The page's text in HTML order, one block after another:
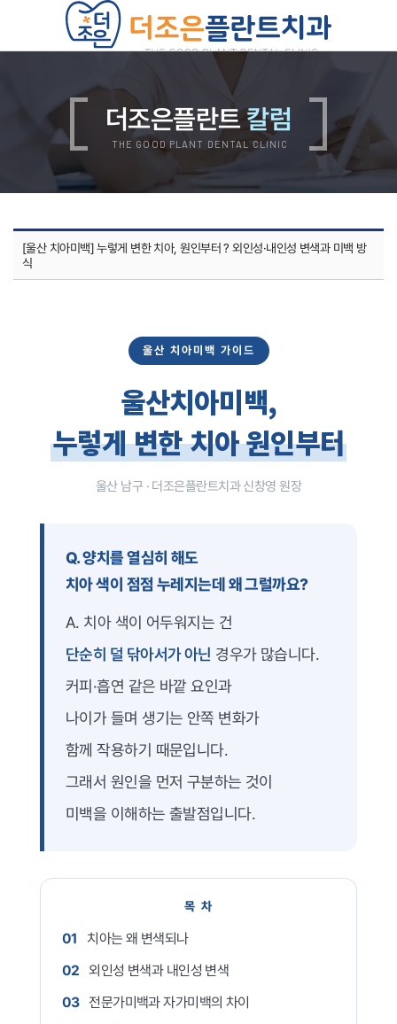
치과소개
진료비안내
둘러보기
오시는길
더조은플란트의 특별함
양심 진료
디지털 진료
자연치아 보존 원칙
철저한 사후관리
위생적인 멸균, 소독
쾌적한 진료환경
무치악 임플란트
보험 임플란트
치아교정
치아교정 QnA
돌출입 교정
덧니 교정
과개교합 교정
주걱턱 교정
장치별 교정치료
일반진료
충치치료
잇몸치료
사랑니발치
스케일링
턱관절
진단과 치료
치료 후에는?
전후사진
커뮤니티
온라인상담
공지사항
자주 묻는 질문
임플란트
일반진료
더조은플란트칼럼
THE GOOD PLANT DENTAL CLINIC
[울산 치아미백] 누렇게 변한 치아, 원인부터 ? 외인성·내인성 변색과 미백 방
식
울산 치아미백 가이드
울산치아미백,
누렇게 변한 치아 원인부터
울산 남구 · 더조은플란트치과 신창영 원장
Q. 양치를 열심히 해도
치아 색이 점점 누레지는데 왜 그럴까요?
A. 치아 색이 어두워지는 건
단순히 덜 닦아서가 아닌 경우가 많습니다.
커피·흡연 같은 바깥 요인과
나이가 들며 생기는 안쪽 변화가
함께 작용하기 때문입니다.
그래서 원인을 먼저 구분하는 것이
미백을 이해하는 출발점입니다.
목 차
01 치아는 왜 변색되나
02 외인성 변색과 내인성 변색
03전문가미백과 자가미백의 차이